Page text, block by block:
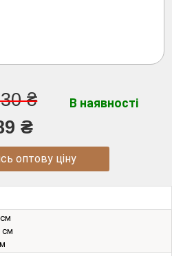
₴
₴
В наявності
оптову ціну
см